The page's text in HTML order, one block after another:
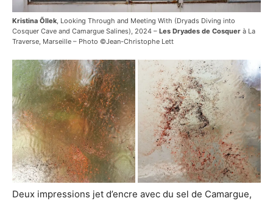
Kristina Õllek, Looking Through and Meeting With (Dryads Diving into
Cosquer Cave and Camargue Salines), 2024 – Les Dryades de Cosquer à La
Traverse, Marseille – Photo ©Jean-Christophe Lett
Deux impressions jet d’encre avec du sel de Camargue,